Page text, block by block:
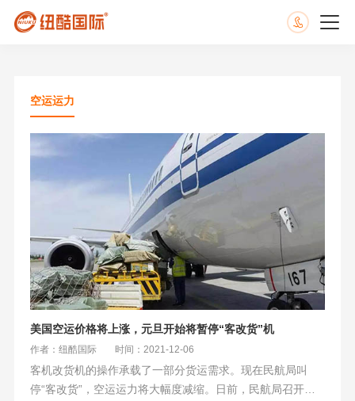
空运运力
美国空运价格将上涨，元旦开始将暂停“客改货”机
作者：纽酷国际 时间：2021-12-06
客机改货机的操作承载了一部分货运需求。现在民航局叫
停“客改货”，空运运力将大幅度减缩。日前，民航局召开